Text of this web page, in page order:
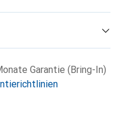
Garantie (Bring-In)